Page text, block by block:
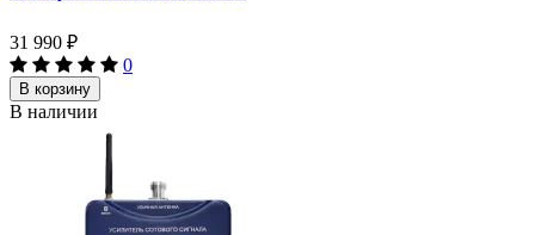
31 990 ₽
0
В корзину
В наличии